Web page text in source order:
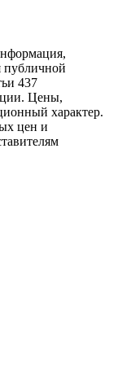
публичной
437
Цены,
характер.
цен и